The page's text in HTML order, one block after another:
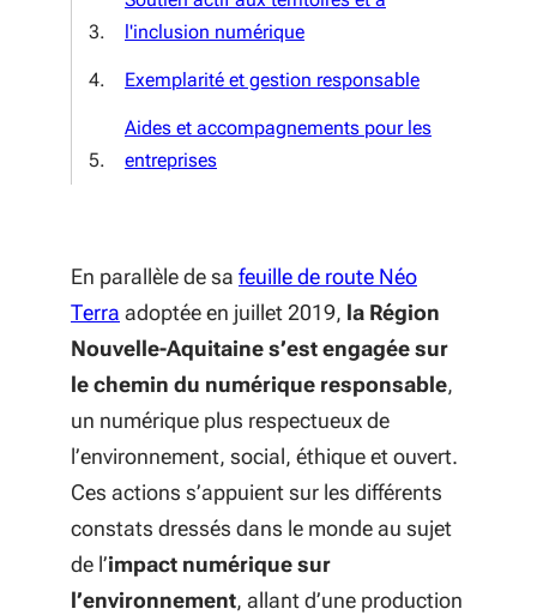
l'inclusion numérique
Exemplarité et gestion responsable
Aides et accompagnements pour les
entreprises
En parallèle de sa feuille de route Néo
Terra (S'ouvre dans une nouvelle fenêtre)
adoptée en juillet 2019, la Région
Nouvelle-Aquitaine s’est engagée sur
le chemin du numérique responsable,
un numérique plus respectueux de
l’environnement, social, éthique et ouvert.
Ces actions s’appuient sur les différents
constats dressés dans le monde au sujet
de l’impact numérique sur
l’environnement, allant d’une production